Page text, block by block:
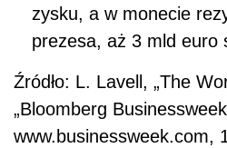
zysku, a w monecie
prezesa, aż 3 mld euro
Źródło: L. Lavell, „The
„Bloomberg
www.businessweek.com,